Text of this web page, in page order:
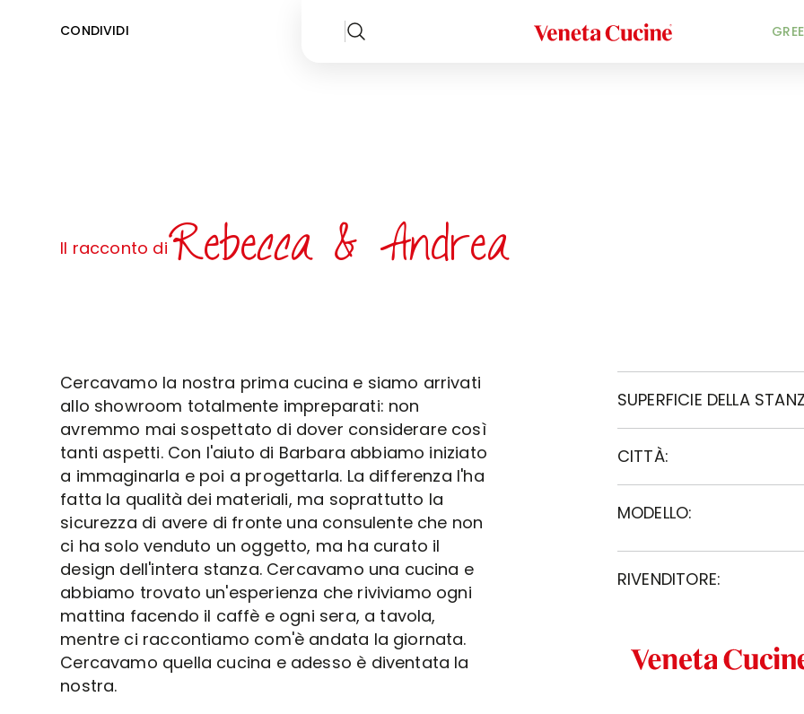
CONDIVIDI Veneta Cucine
Il racconto diRebecca & Andrea
Cercavamo la nostra prima cucina e siamo arrivati
allo showroom totalmente impreparati: non
avremmo mai sospettato di dover considerare così
tanti aspetti. Con l'aiuto di Barbara abbiamo iniziato
a immaginarla e poi a progettarla. La differenza l'ha
fatta la qualità dei materiali, ma soprattutto la
sicurezza di avere di fronte una consulente che non
ci ha solo venduto un oggetto, ma ha curato il
design dell'intera stanza. Cercavamo una cucina e
abbiamo trovato un'esperienza che riviviamo ogni
mattina facendo il caffè e ogni sera, a tavola,
mentre ci raccontiamo com'è andata la giornata.
Cercavamo quella cucina e adesso è diventata la
nostra.
SUPERFICIE DELLA
CITTÀ:
MODELLO:
RIVENDITORE: